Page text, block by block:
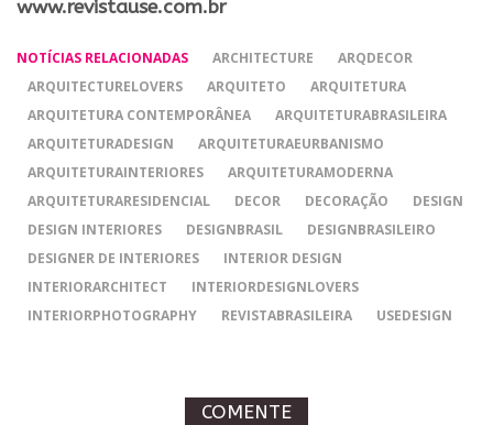
www.revistause.com.br
NOTÍCIAS RELACIONADAS ARCHITECTURE
ARQDECOR
ARQUITECTURELOVERS
ARQUITETO
ARQUITETURA
ARQUITETURA CONTEMPORÂNEA
ARQUITETURABRASILEIRA
ARQUITETURADESIGN
ARQUITETURAEURBANISMO
ARQUITETURAINTERIORES
ARQUITETURAMODERNA
ARQUITETURARESIDENCIAL
DECOR DECORAÇÃO
DESIGN
DESIGN INTERIORES
DESIGNBRASIL
DESIGNBRASILEIRO
DESIGNER DE INTERIORES
INTERIOR DESIGN
INTERIORARCHITECT
INTERIORDESIGNLOVERS
INTERIORPHOTOGRAPHY
REVISTABRASILEIRA USEDESIGN
COMENTE